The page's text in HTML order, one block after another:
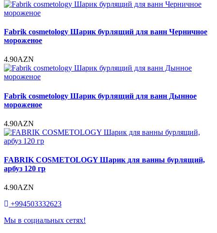
Fabrik cosmetology Шарик бурлящий для ванн Черничное
мороженое
4.90AZN
Fabrik cosmetology Шарик бурлящий для ванн Дынное
мороженое
4.90AZN
FABRIK COSMETOLOGY Шарик для ванны бурлящий,
арбуз 120 гр
4.90AZN
+994503332623
Мы в социальных сетях!